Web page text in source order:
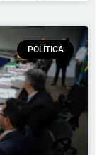
POLÍTICA